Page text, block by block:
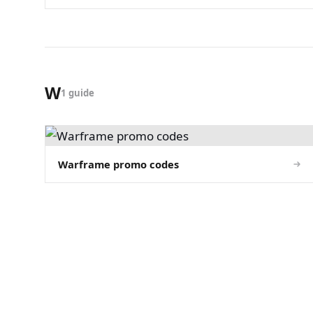
W1 guide
Warframe promo codes